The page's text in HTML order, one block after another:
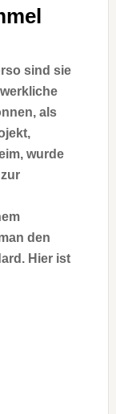
sind sie
als
wurde
den
Hier ist